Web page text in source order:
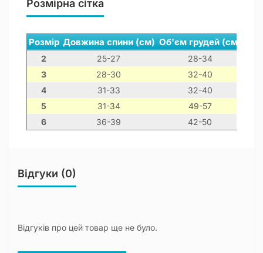
Розмірна сітка
Розмір Довжина спини (см) Об'єм грудей (см)
2 25-27
28-34
3
28-30
32-40
4
31-33
32-40
5
31-34
49-57
6
36-39 42-50
Відгуки (0)
Відгуків про цей товар ще не було.